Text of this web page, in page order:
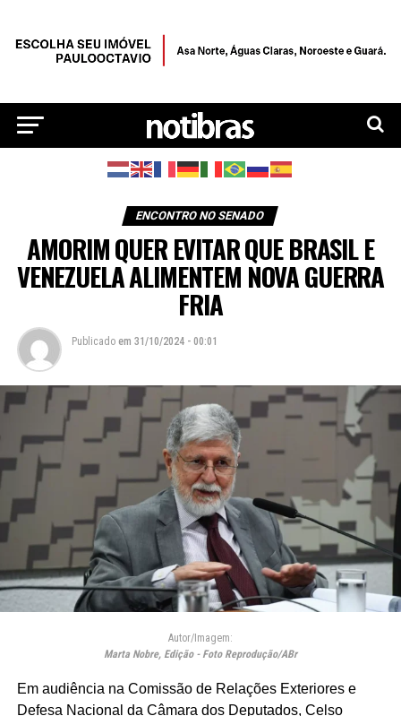
ENCONTRO NO SENADO
AMORIM QUER EVITAR QUE BRASIL E
VENEZUELA ALIMENTEM NOVA GUERRA
FRIA
Publicado em 31/10/2024 - 00:01
Autor/Imagem:
Marta Nobre, Edição - Foto Reprodução/ABr
Em audiência na Comissão de Relações Exteriores e
Defesa Nacional da Câmara dos Deputados, Celso